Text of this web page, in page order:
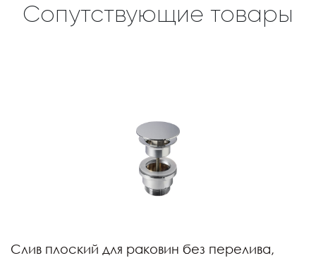
Сопутствующие товары
Слив плоский для раковин без перелива,